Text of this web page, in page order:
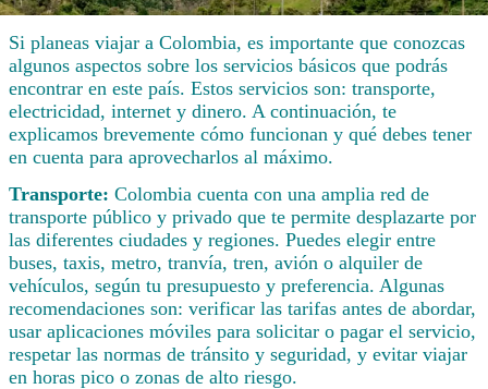
Si planeas viajar a Colombia, es importante que conozcas
algunos aspectos sobre los servicios básicos que podrás
encontrar en este país. Estos servicios son: transporte,
electricidad, internet y dinero. A continuación, te
explicamos brevemente cómo funcionan y qué debes tener
en cuenta para aprovecharlos al máximo.
Transporte: Colombia cuenta con una amplia red de
transporte público y privado que te permite desplazarte por
las diferentes ciudades y regiones. Puedes elegir entre
buses, taxis, metro, tranvía, tren, avión o alquiler de
vehículos, según tu presupuesto y preferencia. Algunas
recomendaciones son: verificar las tarifas antes de abordar,
usar aplicaciones móviles para solicitar o pagar el servicio,
respetar las normas de tránsito y seguridad, y evitar viajar
en horas pico o zonas de alto riesgo.